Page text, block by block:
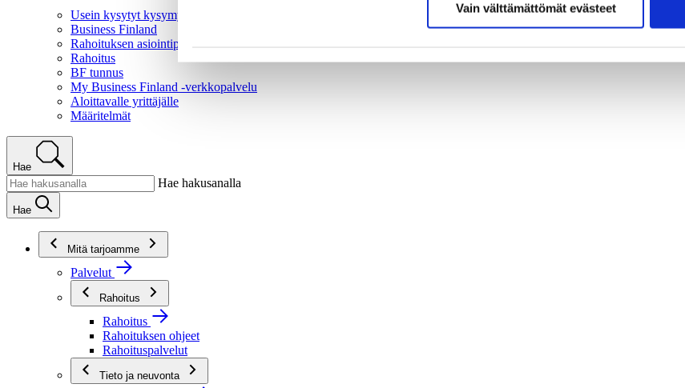
Vain välttämättömät evästeet
Usein kysytyt kysymykset
Business Finland
Rahoituksen asiointipalvelu
Rahoitus
BF tunnus
My Business Finland -verkkopalvelu
Aloittavalle yrittäjälle
Määritelmät
Hae
Hae hakusanalla
Hae
Mitä tarjoamme
Palvelut
Rahoitus
Rahoitus
Rahoituksen ohjeet
Rahoituspalvelut
Tieto ja neuvonta